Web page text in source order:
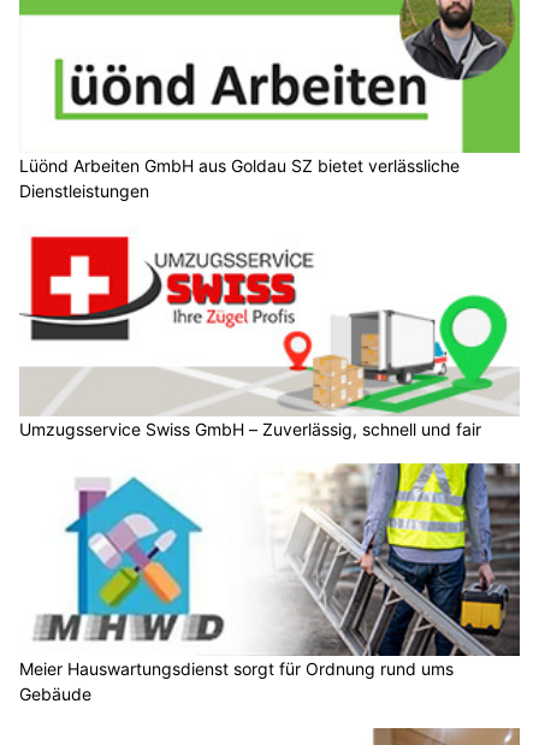
Lüönd Arbeiten GmbH aus Goldau SZ bietet verlässliche
Dienstleistungen
Umzugsservice Swiss GmbH – Zuverlässig, schnell und fair
Meier Hauswartungsdienst sorgt für Ordnung rund ums
Gebäude